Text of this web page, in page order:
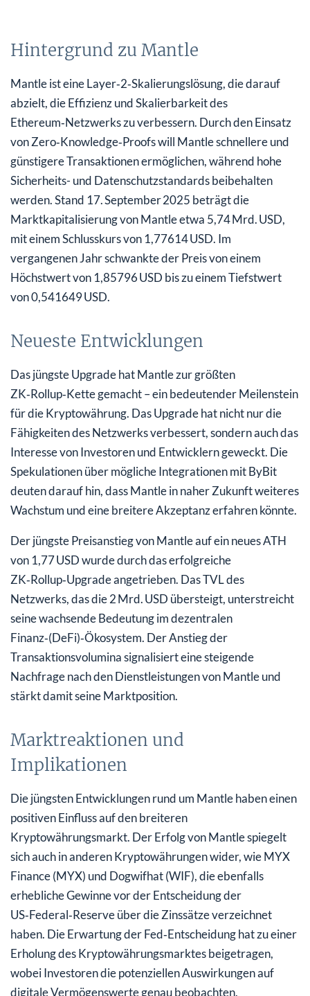
Hintergrund zu Mantle
Mantle ist eine Layer‑2‑Skalierungslösung, die darauf
abzielt, die Effizienz und Skalierbarkeit des
Ethereum‑Netzwerks zu verbessern. Durch den Einsatz
von Zero‑Knowledge‑Proofs will Mantle schnellere und
günstigere Transaktionen ermöglichen, während hohe
Sicherheits- und Datenschutzstandards beibehalten
werden. Stand 17. September 2025 beträgt die
Marktkapitalisierung von Mantle etwa 5,74 Mrd. USD,
mit einem Schlusskurs von 1,77614 USD. Im
vergangenen Jahr schwankte der Preis von einem
Höchstwert von 1,85796 USD bis zu einem Tiefstwert
von 0,541649 USD.
Neueste Entwicklungen
Das jüngste Upgrade hat Mantle zur größten
ZK‑Rollup‑Kette gemacht – ein bedeutender Meilenstein
für die Kryptowährung. Das Upgrade hat nicht nur die
Fähigkeiten des Netzwerks verbessert, sondern auch das
Interesse von Investoren und Entwicklern geweckt. Die
Spekulationen über mögliche Integrationen mit ByBit
deuten darauf hin, dass Mantle in naher Zukunft weiteres
Wachstum und eine breitere Akzeptanz erfahren könnte.
Der jüngste Preisanstieg von Mantle auf ein neues ATH
von 1,77 USD wurde durch das erfolgreiche
ZK‑Rollup‑Upgrade angetrieben. Das TVL des
Netzwerks, das die 2 Mrd. USD übersteigt, unterstreicht
seine wachsende Bedeutung im dezentralen
Finanz‑(DeFi)‑Ökosystem. Der Anstieg der
Transaktionsvolumina signalisiert eine steigende
Nachfrage nach den Dienstleistungen von Mantle und
stärkt damit seine Marktposition.
Marktreaktionen und
Implikationen
Die jüngsten Entwicklungen rund um Mantle haben einen
positiven Einfluss auf den breiteren
Kryptowährungsmarkt. Der Erfolg von Mantle spiegelt
sich auch in anderen Kryptowährungen wider, wie MYX
Finance (MYX) und Dogwifhat (WIF), die ebenfalls
erhebliche Gewinne vor der Entscheidung der
US‑Federal‑Reserve über die Zinssätze verzeichnet
haben. Die Erwartung der Fed‑Entscheidung hat zu einer
Erholung des Kryptowährungsmarktes beigetragen,
wobei Investoren die potenziellen Auswirkungen auf
digitale Vermögenswerte genau beobachten.